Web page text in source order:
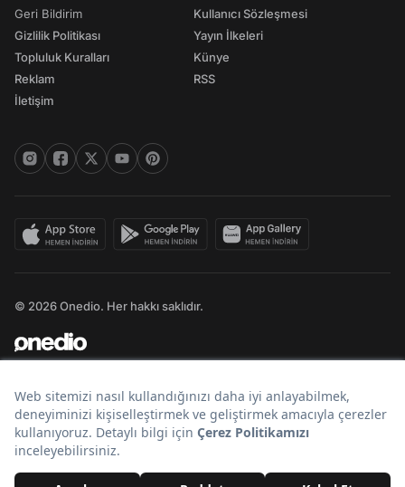
Geri Bildirim
Gizlilik Politikası
Topluluk Kuralları
Reklam
İletişim
Kullanıcı Sözleşmesi
Yayın İlkeleri
Künye
RSS
© 2026 Onedio. Her hakkı saklıdır.
Bir markasıdır.